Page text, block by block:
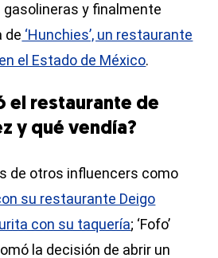
gasolineras y finalmente
de ‘Hunchies’, un restaurante
el Estado de México.
el restaurante de
y qué vendía?
de otros influencers como
su restaurante Deigo
con su taquería; ‘Fofo’
la decisión de abrir un